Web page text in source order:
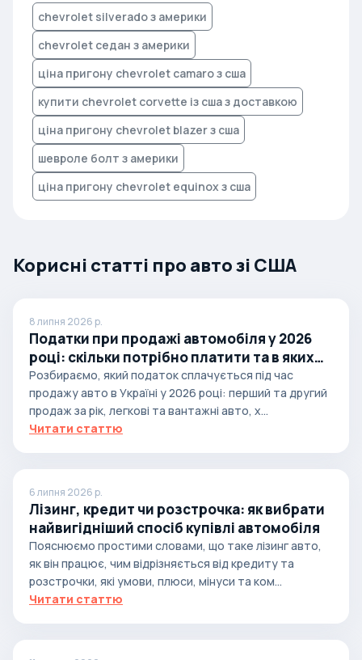
chevrolet silverado з америки
chevrolet седан з америки
ціна пригону chevrolet camaro з сша
купити chevrolet corvette із сша з доставкою
ціна пригону chevrolet blazer з сша
шевроле болт з америки
ціна пригону chevrolet equinox з сша
Корисні статті про авто зі США
8 липня 2026 р.
Податки при продажі автомобіля у 2026
році: скільки потрібно платити та в яких
випадках
Розбираємо, який податок сплачується під час
продажу авто в Україні у 2026 році: перший та другий
продаж за рік, легкові та вантажні авто, х...
Читати статтю
6 липня 2026 р.
Лізинг, кредит чи розстрочка: як вибрати
найвигідніший спосіб купівлі автомобіля
Пояснюємо простими словами, що таке лізинг авто,
як він працює, чим відрізняється від кредиту та
розстрочки, які умови, плюси, мінуси та ком...
Читати статтю